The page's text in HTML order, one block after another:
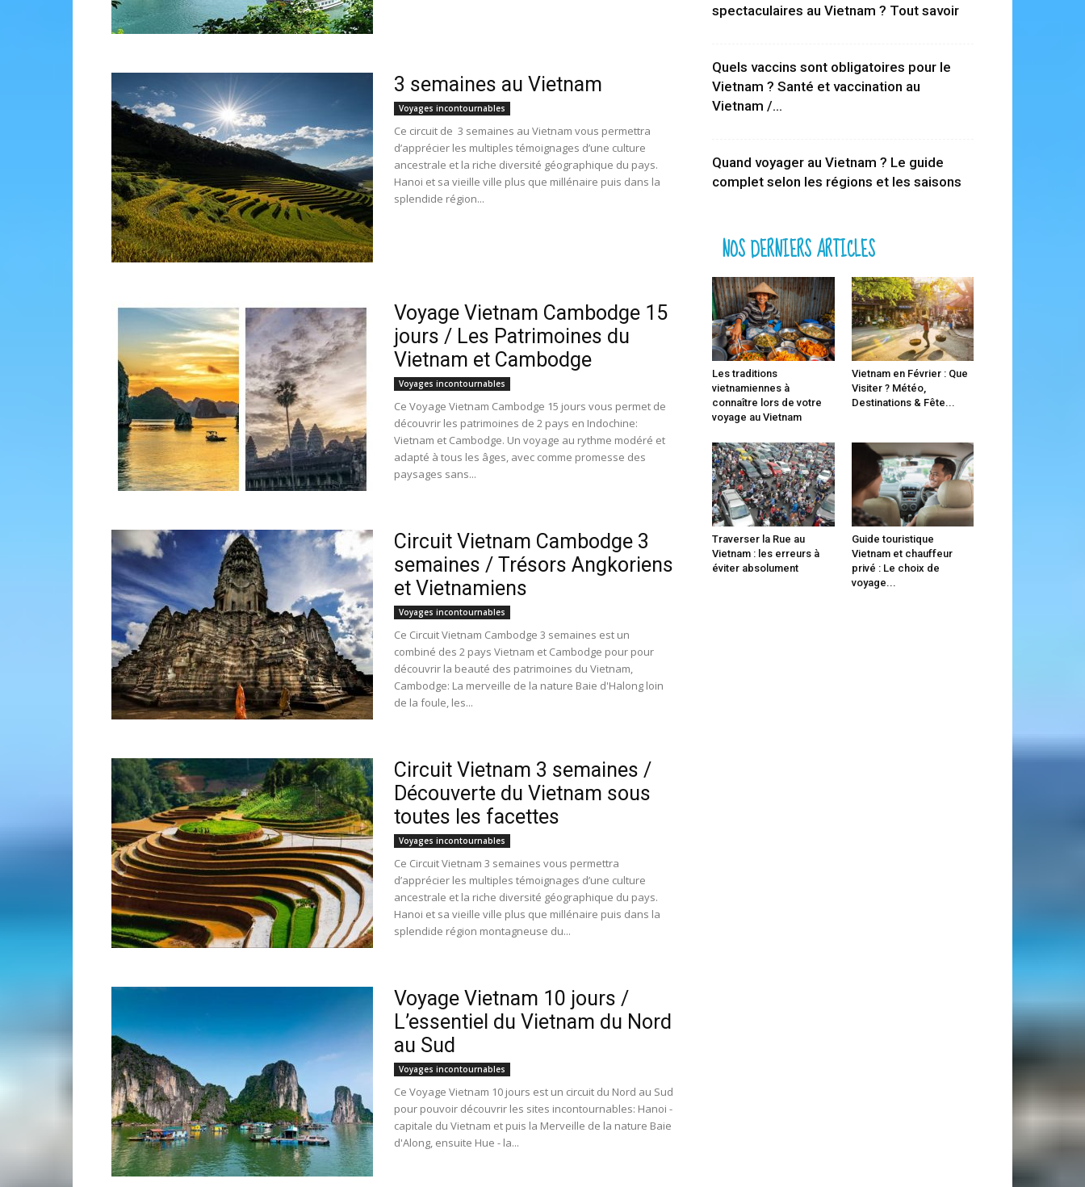
3 semaines au Vietnam
Voyages incontournables
Ce circuit de 3 semaines au Vietnam vous permettra
d’apprécier les multiples témoignages d’une culture
ancestrale et la riche diversité géographique du pays.
Hanoi et sa vieille ville plus que millénaire puis dans la
splendide région...
Voyage Vietnam Cambodge 15
jours / Les Patrimoines du
Vietnam et Cambodge
Voyages incontournables
Ce Voyage Vietnam Cambodge 15 jours vous permet de
découvrir les patrimoines de 2 pays en Indochine:
Vietnam et Cambodge. Un voyage au rythme modéré et
adapté à tous les âges, avec comme promesse des
paysages sans...
Circuit Vietnam Cambodge 3
semaines / Trésors Angkoriens
et Vietnamiens
Voyages incontournables
Ce Circuit Vietnam Cambodge 3 semaines est un
combiné des 2 pays Vietnam et Cambodge pour pour
découvrir la beauté des patrimoines du Vietnam,
Cambodge: La merveille de la nature Baie d'Halong loin
de la foule, les...
Circuit Vietnam 3 semaines /
Découverte du Vietnam sous
toutes les facettes
Voyages incontournables
Ce Circuit Vietnam 3 semaines vous permettra
d’apprécier les multiples témoignages d’une culture
ancestrale et la riche diversité géographique du pays.
Hanoi et sa vieille ville plus que millénaire puis dans la
splendide région montagneuse du...
Voyage Vietnam 10 jours /
L’essentiel du Vietnam du Nord
au Sud
Voyages incontournables
Ce Voyage Vietnam 10 jours est un circuit du Nord au Sud
pour pouvoir découvrir les sites incontournables: Hanoi -
capitale du Vietnam et puis la Merveille de la nature Baie
d'Along, ensuite Hue - la...
spectaculaires au Vietnam ? Tout savoir
Quels vaccins sont obligatoires pour le
Vietnam ? Santé et vaccination au
Vietnam /...
Quand voyager au Vietnam ? Le guide
complet selon les régions et les saisons
NOS DERNIERS ARTICLES
Les traditions
vietnamiennes à
connaître lors de votre
voyage au Vietnam
Vietnam en Février : Que
Visiter ? Météo,
Destinations & Fête...
Traverser la Rue au
Vietnam : les erreurs à
éviter absolument
Guide touristique
Vietnam et chauffeur
privé : Le choix de
voyage...